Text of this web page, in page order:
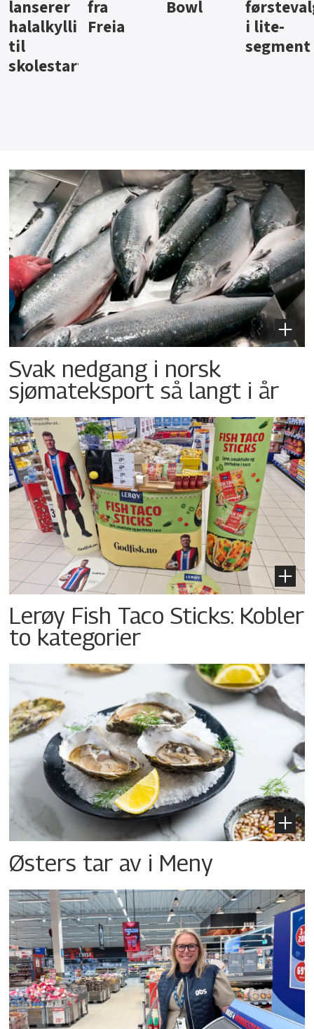
Bowl
førstevalg
i lite-
Berentsen Hansa
Svak nedgang i norsk
sjømateksport så langt i år
Lerøy Fish Taco Sticks: Kobler
to kategorier
Østers tar av i Meny